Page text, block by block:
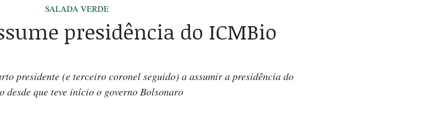
SALADA VERDE
presidência do ICMBio
presidente (e terceiro coronel seguido) a assumir a presidência do
desde que teve início o governo Bolsonaro